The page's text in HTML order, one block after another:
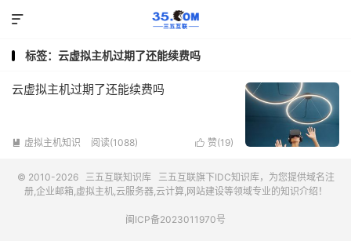

标签：云虚拟主机过期了还能续费吗
云虚拟主机过期了还能续费吗
 虚拟主机知识 阅读(1088)  赞(19)
© 2010-2026 三五互联知识库 三五互联旗下IDC知识库，为您提供域名注
册,企业邮箱,虚拟主机,云服务器,云计算,网站建设等领域专业的知识介绍！
闽ICP备2023011970号